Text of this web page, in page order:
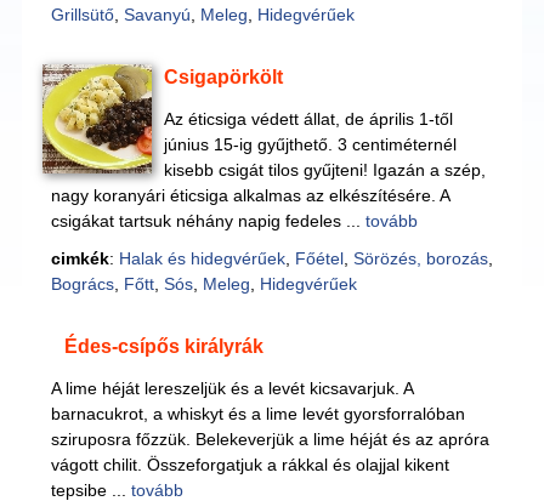
Grillsütő, Savanyú Meleg Hidegvérűek
Csigapörkölt
Az éticsiga védett állat, de április 1-től
június 15-ig gyűjthető. 3 centiméternél
kisebb csigát tilos gyűjteni! Igazán a szép,
nagy koranyári éticsiga alkalmas az elkészítésére. A
csigákat tartsuk néhány napig fedeles ... tovább
cimkék: Halak és hidegvérűek, Főétel, Sörözés, borozás,
Bogrács, Főtt, Sós, Meleg Hidegvérűek
Édes-csípős királyrák
A lime héját lereszeljük és a levét kicsavarjuk. A
barnacukrot, a whiskyt és a lime levét gyorsforralóban
sziruposra főzzük. Belekeverjük a lime héját és az apróra
vágott chilit. Összeforgatjuk a rákkal és olajjal kikent
tepsibe ... tovább